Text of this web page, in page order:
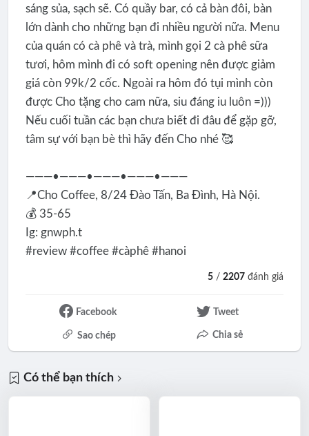
sáng sủa, sạch sẽ. Có quầy bar, có cả bàn đôi, bàn
lớn dành cho những bạn đi nhiều người nữa. Menu
của quán có cà phê và trà, mình gọi 2 cà phê sữa
tươi, hôm mình đi có soft opening nên được giảm
giá còn 99k/2 cốc. Ngoài ra hôm đó tụi mình còn
được Cho tặng cho cam nữa, siu đáng iu luôn =)))
Nếu cuối tuần các bạn chưa biết đi đâu để gặp gỡ,
tâm sự với bạn bè thì hãy đến Cho nhé 🥰
———•———•———•———•———
📍Cho Coffee, 8/24 Đào Tấn, Ba Đình, Hà Nội.
💰 35-65
Ig: gnwph.t
#review #coffee #càphê #hanoi
5 /2207 đánh giá
Facebook Tweet
Sao chép Chia sẻ
Có thể bạn thích